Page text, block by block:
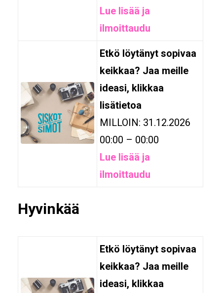
Lue lisää ja
ilmoittaudu
Etkö löytänyt sopivaa
keikkaa? Jaa meille
ideasi, klikkaa
lisätietoa
MILLOIN: 31.12.2026
00:00 – 00:00
Lue lisää ja
ilmoittaudu
Hyvinkää
Etkö löytänyt sopivaa
keikkaa? Jaa meille
ideasi, klikkaa